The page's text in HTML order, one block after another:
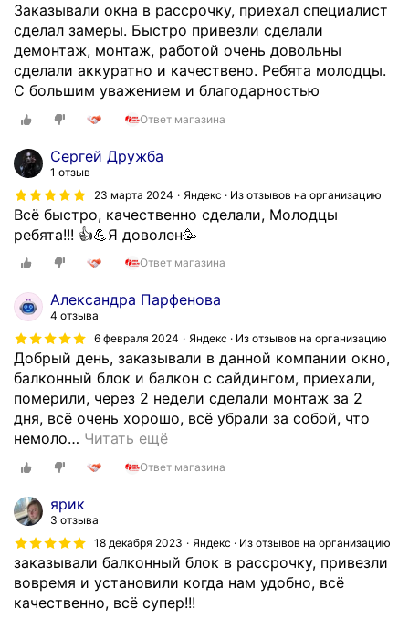
п
и
е
з
а
д
в
е
р
з
а
к
р
ы
т
а
.
З
н
ю
е
щ
ё
Заказывали окна в рассрочку, приехал специалист
сделал замеры. Быстро привезли сделали
демонтаж, монтаж, работой очень довольны
сделали аккуратно и качествено. Ребята молодцы.
С большим уважением и благодарностью
Ответ магазина
Сергей Дружба
1 отзыв
23 марта 2024
Яндекс · Из отзывов на организацию
Всё быстро, качественно сделали, Молодцы
ребята!!! 👍💪Я доволен🥳
Ответ магазина
Александра Парфенова
4 отзыва
6 февраля 2024
Яндекс · Из отзывов на организацию
Добрый день, заказывали в данной компании окно,
балконный блок и балкон с сайдингом, приехали,
померили, через 2 недели сделали монтаж за 2
дня, всё очень хорошо, всё убрали за собой, что
немоло… Читать ещё
Ответ магазина
ярик
3 отзыва
18 декабря 2023
Яндекс · Из отзывов на организацию
заказывали балконный блок в рассрочку, привезли
вовремя и установили когда нам удобно, всё
качественно, всё супер!!!